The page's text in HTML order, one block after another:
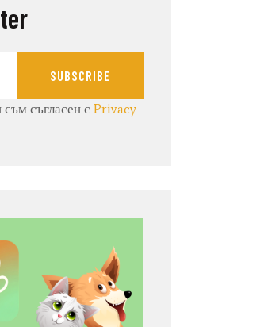
SUBSCRIBE
съгласен сPrivacy